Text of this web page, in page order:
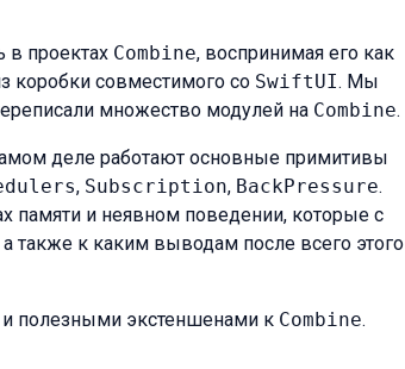
в проектах Combine, воспринимая его как
коробки совместимого со SwiftUI. Мы
множество модулей на Combine.
деле работают основные примитивы
, Subscription, BackPressure.
памяти и неявном поведении, которые с
также к каким выводам после всего этого
полезными экстеншенами к Combine.